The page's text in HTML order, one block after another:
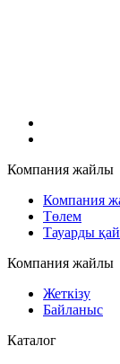
Компания жайлы
Компания
Төлем
Тауарды
Компания жайлы
Жеткізу
Байланыс
Каталог